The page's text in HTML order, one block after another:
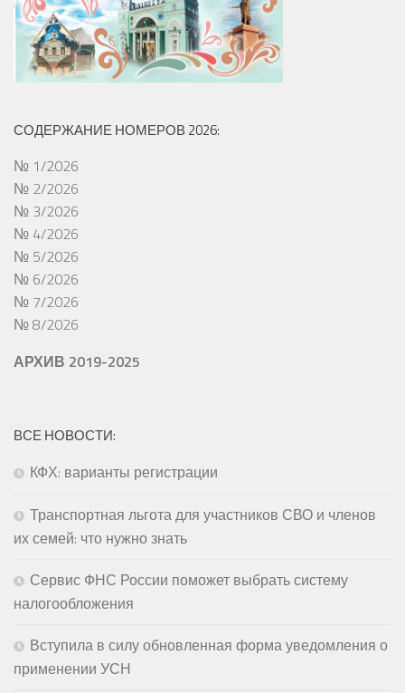
СОДЕРЖАНИЕ НОМЕРОВ 2026:
№ 1/2026
№ 2/2026
№ 3/2026
№ 4/2026
№ 5/2026
№ 6/2026
№ 7/2026
№ 8/2026
АРХИВ 2019-2025
ВСЕ НОВОСТИ:
КФХ: варианты регистрации
Транспортная льгота для участников СВО и членов
их семей: что нужно знать
Сервис ФНС России поможет выбрать систему
налогообложения
Вступила в силу обновленная форма уведомления о
применении УСН